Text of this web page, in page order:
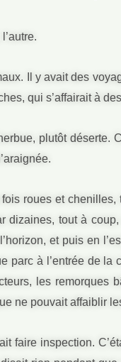
Il y avait des
qui s’affairait à
plutôt
roues et
tout à
et puis en
parc à l’entrée de
les remorques
ne pouvait affaiblir
faire inspection.